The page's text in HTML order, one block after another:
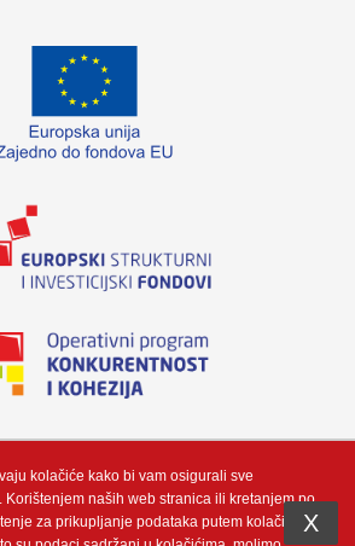
sufinancirala je Europska unija iz Europskog fonda
Neutrino Tau d.o.o“
kolačiće kako bi vam osigurali sve
naših web stranica ili kretanjem po
za prikupljanje podataka putem kolačić. Za
X